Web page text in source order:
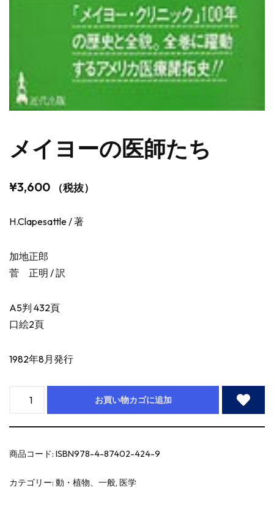
メイヨーの医師たち
¥3,600 （税抜）
H.Clapesattle / 著
加地正郎
菅 正明 / 訳
A5判 432頁
口絵2頁
1982年8月発行
お買い物カゴに追加
商品コード: ISBN978-4-87402-424-9
カテゴリー: 動・植物、一般, 医学